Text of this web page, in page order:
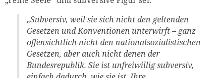
„Subversiv, weil sie sich nicht den geltenden
Gesetzen und Konventionen unterwirft – ganz
offensichtlich nicht den nationalsozialistischen
Gesetzen, aber auch nicht denen der
Bundesrepublik. Sie ist unfreiwillig subversiv,